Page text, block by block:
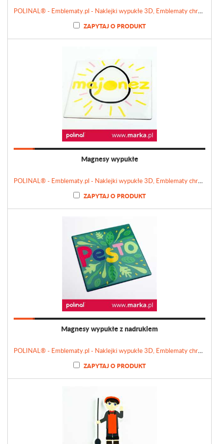
POLINAL® - Emblematy.pl - Naklejki wypukłe 3D, Emblematy chromowane, Tabliczki, Etykiety
ZAPYTAJ O PRODUKT
Magnesy wypukłe
POLINAL® - Emblematy.pl - Naklejki wypukłe 3D, Emblematy chromowane, Tabliczki, Etykiety
ZAPYTAJ O PRODUKT
Magnesy wypukłe z nadrukiem
POLINAL® - Emblematy.pl - Naklejki wypukłe 3D, Emblematy chromowane, Tabliczki, Etykiety
ZAPYTAJ O PRODUKT